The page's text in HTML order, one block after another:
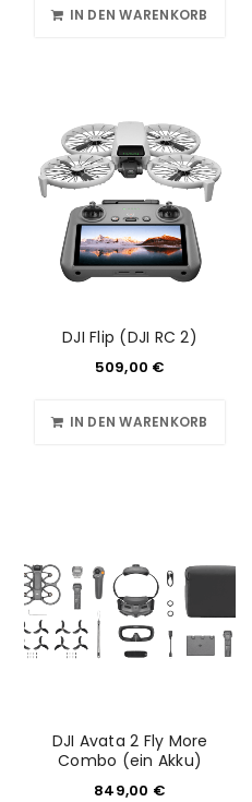
IN DEN WARENKORB
DJI Flip (DJI RC 2)
509,00 €
IN DEN WARENKORB
DJI Avata 2 Fly More
Combo (ein Akku)
849,00 €